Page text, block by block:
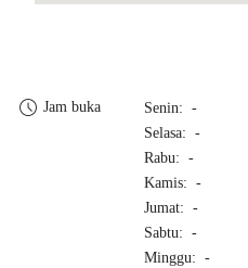
Jam buka
Senin: -
Selasa: -
Rabu: -
Kamis: -
Jumat: -
Sabtu: -
Minggu: -